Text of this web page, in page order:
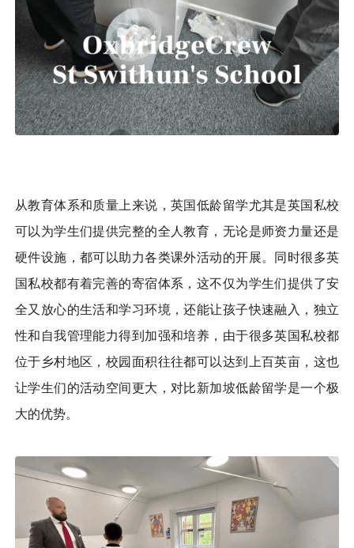
从教育体系和质量上来说，英国低龄留学尤其是英国私校
可以为学生们提供完整的全人教育，无论是师资力量还是
硬件设施，都可以助力各类课外活动的开展。同时很多英
国私校都有着完善的寄宿体系，这不仅为学生们提供了安
全又放心的生活和学习环境，还能让孩子快速融入，独立
性和自我管理能力得到加强和培养，由于很多英国私校都
位于乡村地区，校园面积往往都可以达到上百英亩，这也
让学生们的活动空间更大，对比新加坡低龄留学是一个极
大的优势。